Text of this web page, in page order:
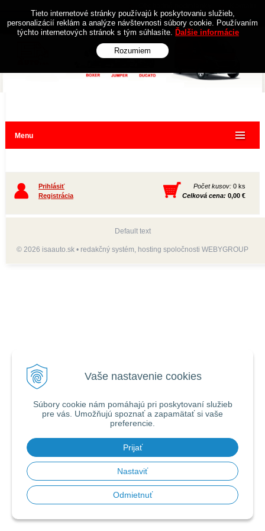
Vaše nastavenie cookies
Súbory cookie nám pomáhajú pri poskytovaní služieb
pre vás. Umožňujú spoznať a zapamätať si vaše
preferencie.
Prijať
Nastaviť
Odmietnuť
Prihlásiť
Registrácia
Počet kusov: 0 ks
Celková cena: 0,00 €
Menu
Default text
© 2026 isaauto.sk • redakčný systém, hosting spoločnosti WEBYGROUP
Tieto internetové stránky používajú k poskytovaniu služieb,
personalizácií reklám a analýze návštevnosti súbory cookie. Používaním
týchto internetových stránok s tým súhlasíte. Ďalšie informácie
Rozumiem